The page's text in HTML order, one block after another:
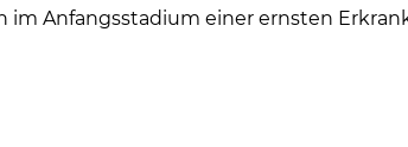
im Anfangsstadium einer ernsten